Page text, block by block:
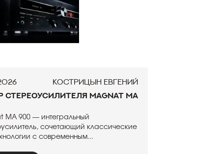
Кострицын Евгений
стереоусилителя Magnat MA
MA 900 — интегральный
сочетающий классические
с современным...